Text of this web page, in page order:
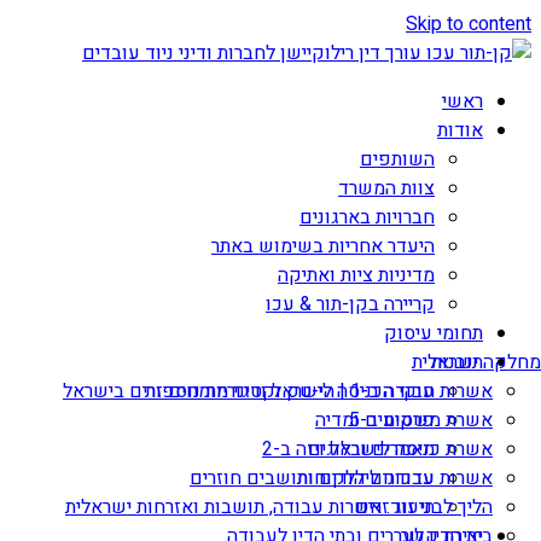
Skip to content
ראשי
אודות
השותפים
צוות המשרד
חברויות בארגונים
היעדר אחריות בשימוש באתר
מדיניות ציות ואתיקה
קריירה בקן-תור & עכו
תחומי עיסוק
מחלקה ישראלית
אשרות עבודה ב-1 | הי-טק וקטגוריות נוספות
אשרת משקיע ב-5
אשרת כניסה לישראל ויזה ב-2
אשרות עבודה ליהודים ותושבים חוזרים
הליך לבני זוג זרים
תובנות
חוקי הכניסה לישראל ודיני מומחים זרים בישראל
פרסומים ומדיה
מאמרים ובלוגים
עדכונים ללקוחות
תיעוד: אשרות עבודה, תושבות ואזרחות ישראלית